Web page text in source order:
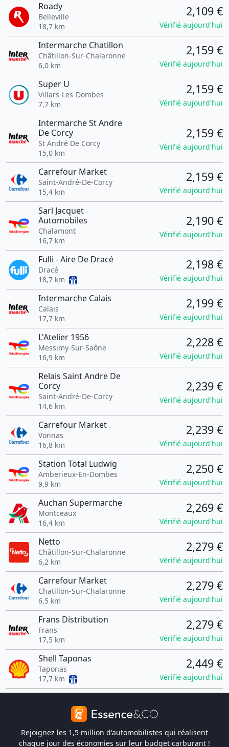
Roady
Belleville
18,7 km
2,109 €
Vérifié aujourd'hui
Intermarche Chatillon
Châtillon-Sur-Chalaronne
6,0 km
2,159 €
Vérifié aujourd'hui
Super U
Villars-Les-Dombes
7,7 km
2,159 €
Vérifié aujourd'hui
Intermarche St Andre
De Corcy
St André De Corcy
15,0 km
2,159 €
Vérifié aujourd'hui
Carrefour Market
Saint-André-De-Corcy
15,4 km
2,159 €
Vérifié aujourd'hui
Sarl Jacquet
Automobiles
Chalamont
16,7 km
2,190 €
Vérifié aujourd'hui
Fulli - Aire De Dracé
Dracé
18,7 km
2,198 €
Vérifié aujourd'hui
Intermarche Calais
Calais
17,7 km
2,199 €
Vérifié aujourd'hui
L'Atelier 1956
Messimy-Sur-Saône
16,9 km
2,228 €
Vérifié aujourd'hui
Relais Saint Andre De
Corcy
Saint-André-De-Corcy
14,6 km
2,239 €
Vérifié aujourd'hui
Carrefour Market
Vonnas
16,8 km
2,239 €
Vérifié aujourd'hui
Station Total Ludwig
Amberieux-En-Dombes
9,9 km
2,250 €
Vérifié aujourd'hui
Auchan Supermarche
Montceaux
16,4 km
2,269 €
Vérifié aujourd'hui
Netto
Châtillon-Sur-Chalaronne
6,2 km
2,279 €
Vérifié aujourd'hui
Carrefour Market
Chatillon-Sur-Chalaronne
6,5 km
2,279 €
Vérifié aujourd'hui
Frans Distribution
Frans
17,5 km
2,279 €
Vérifié aujourd'hui
Shell Taponas
Taponas
17,7 km
2,449 €
Vérifié aujourd'hui
Rejoignez les 1,5 million d'automobilistes qui réalisent
chaque jour des économies sur leur budget carburant !